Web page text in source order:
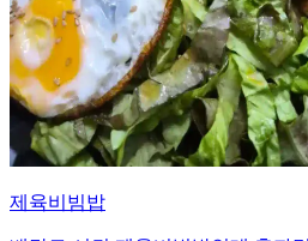
제육비빔밥